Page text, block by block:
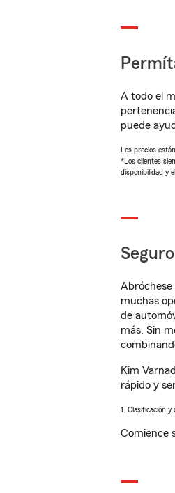
A todo el
puede
Los precios
*Los clientes
disponibilidad y
Abróchese
muchas
de
más. Sin
Kim
rápido y
1. Clasificación
Comience